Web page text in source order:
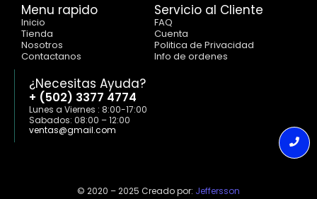
Menu rapido
Inicio
Tienda
Nosotros
Contactanos
Servicio al Cliente
FAQ
Cuenta
Politica de Privacidad
Info de ordenes
¿Necesitas Ayuda?
+ (502) 3377 4774
Lunes a Viernes : 8:00-17:00
Sabados: 08:00 – 12:00
ventas@gmail.com
© 2020 – 2025 Creado por: Jeffersson